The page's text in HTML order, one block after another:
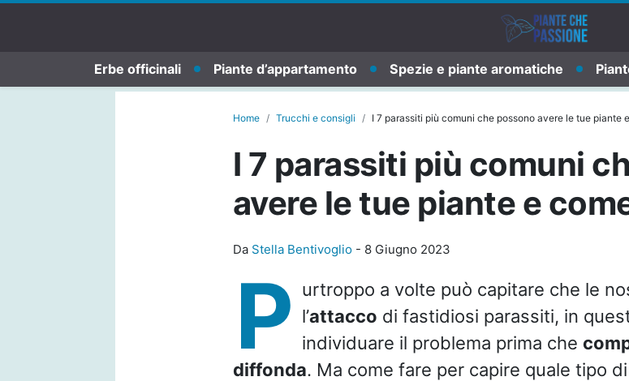
Erbe officinali Piante d’appartamento Spezie e piante aromatiche
Home Trucchi e consigli I 7 parassiti più comuni che possono avere le tue piante
I 7 parassiti più comuni
avere le tue piante e
Da Stella Bentivoglio- 8 Giugno 2023
P urtroppo a volte può capitare che le
l’attacco di fastidiosi parassiti, in
individuare il problema prima che
diffonda. Ma come fare per capire quale tipo